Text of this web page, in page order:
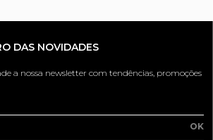
DAS NOVIDADES
a nossa newsletter com tendências, promoções
OK